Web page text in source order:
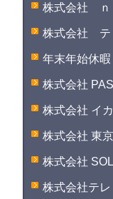
株式会社 ｎ
株式会社 テ
年末年始休暇
株式会社
株式会社 イ
株式会社 東
株式会社
株式会社テレ